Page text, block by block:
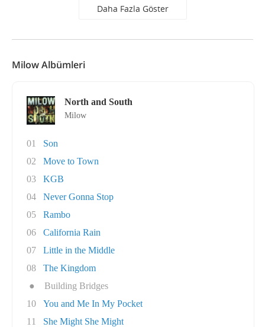
Daha Fazla Göster
Milow Albümleri
North and South
Milow
01
Son
02
Move to Town
03
KGB
04
Never Gonna Stop
05
Rambo
06
California Rain
07
Little in the Middle
08
The Kingdom
●
Building Bridges
10
You and Me In My Pocket
11
She Might She Might